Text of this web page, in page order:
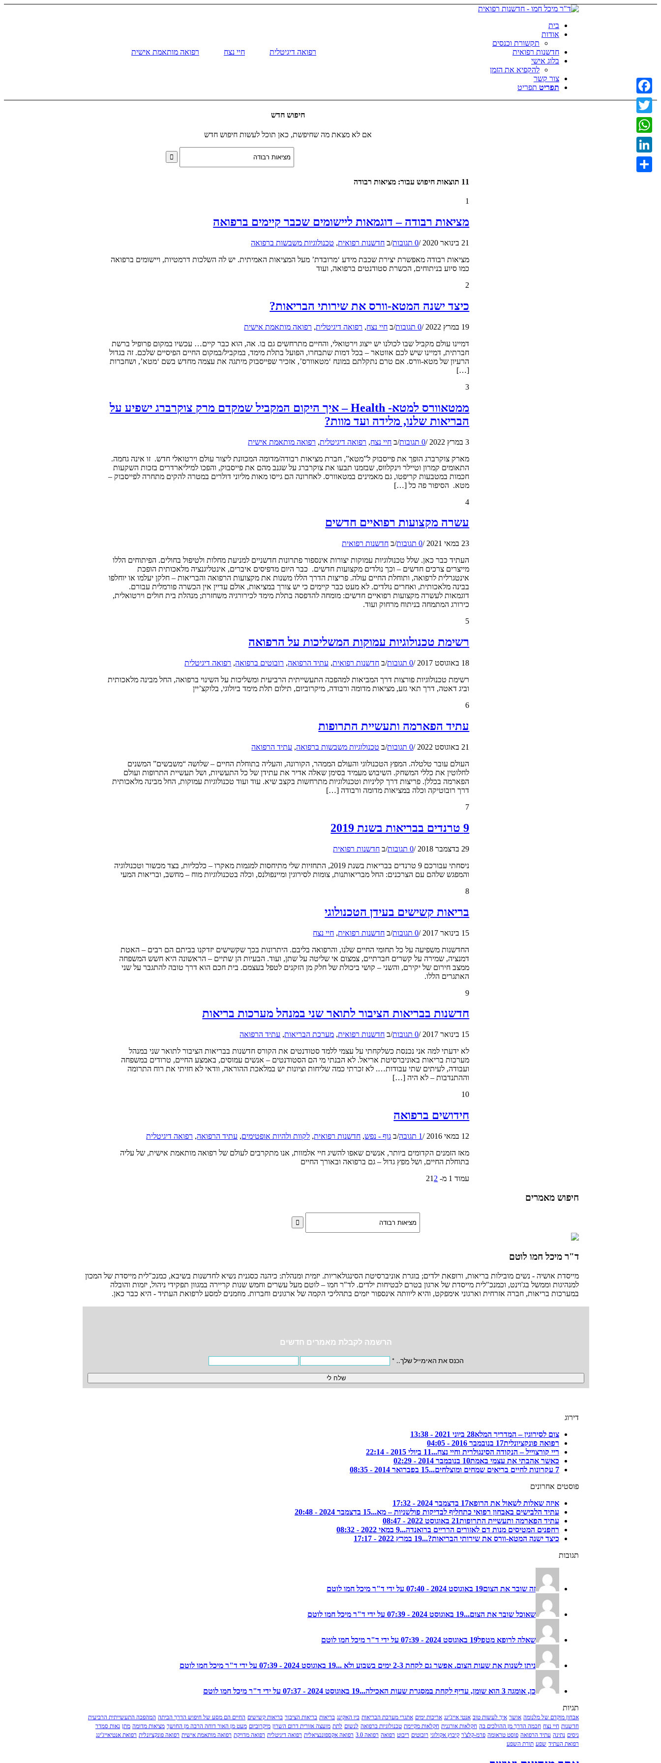
בית
אודות
תקשורת וכנסים
חדשנות רפואית
רפואה מותאמת אישית חיי נצח
רפואה דיגיטלית
בלוג אישי
להקפיא את הזמן
צור קשר
תפריט תפריט
חיפוש חדש
אם לא מצאת מה שחיפשת, כאן תוכל לעשות חיפוש חדש
11 תוצאות חיפוש עבור: מציאות רבודה
1
מציאות רבודה – דוגמאות ליישומים שכבר קיימים ברפואה
21 בינואר 2020 /0 תגובות /ב חדשנות רפואית, טכנולוגיות משבשות ברפואה
מציאות רבודה מאפשרת יצירת שכבת מידע ‘מרובדת’ מעל המציאות האמיתית. יש לה השלכות דרמטיות, ויישומים ברפואה
כמו סיוע בניתוחים, הכשרת סטודנטים ברפואה, ועוד
2
כיצד ישנה המטא-וורס את שירותי הבריאות?
19 במרץ 2022 /0 תגובות /ב חיי נצח, רפואה דיגיטלית, רפואה מותאמת אישית
דמיינו עולם מקביל שבו לכולנו יש ייצוג וירטואלי, והחיים מתרחשים גם בו. אה, הוא כבר קיים… עכשיו במקום פרופיל ברשת
חברתית, דמיינו שיש לכם אווטאר – בכל דמות שתבחרו, הפועל בתלת מימד, במקביל/במקום החיים הפיסיים שלכם. זה בגדול
הרעיון של מטא-וורס. אם טרם נתקלתם במונח ‘מטאוורס’, אזכיר שפייסבוק מיתגה את עצמה מחדש בשם ‘מטא’, ושחברות
[…]
3
ממטאוורס למטא- Health – איך היקום המקביל שמקדם מרק צוקרברג ישפיע על
הבריאות שלנו, מלידה ועד מוות?
3 במרץ 2022 /0 תגובות /ב חיי נצח, רפואה דיגיטלית, רפואה מותאמת אישית
מארק צוקרברג הופך את פייסבוק ל”מטא”, חברת מציאות רבודה/מדומה המכוונת ליצור עולם וירטואלי חדש. זו אינה גחמה.
התאומים קמרון וטיילר וינקלווס, שבזמנו תבעו את צוקרברג על שגנב מהם את פייסבוק, והפכו למיליארדרים בזכות השקעות
חכמות במטבעות קריפטו, גם מאמינים במטאוורס. לאחרונה הם גייסו מאות מליוני דולרים במטרה להקים מתחרה לפייסבוק –
מטא. הסיפור פה כל […]
4
עשרה מקצועות רפואיים חדשים
23 במאי 2021 /0 תגובות /ב חדשנות רפואית
העתיד כבר כאן. שלל טכנולוגיות עמוקות יצורות אינספור פתרונות חדשניים למניעת מחלות ולטיפול בחולים. הפיתוחים הללו
מייצרים צרכים חדשים – וכך נולדים מקצועות חדשים. כבר היום מדפיסים איברים, אינטליגנציה מלאכותית הופכת
אינטגרלית לרפואה, ותוחלת החיים עולה. פריצות הדרך הללו משנות את מקצועות הרפואה והבריאות – חלקן יעלמו או יוחלפו
בבינה מלאכותית, ואחרים נולדים. לא מעט כבר קיימים כי יש צורך במציאות, אולם עדיין אין הכשרה פורמלית עבורם.
דוגמאות לעשרה מקצועות רפואיים חדשים: מומחה להדפסה בתלת מימד לכירורגיה משחזרת; מנהלת בית חולים וירטואלית,
כירורג המתמחה בניתוח מרחוק ועוד.
5
רשימת טכנולוגיות עמוקות המשליכות על הרפואה
18 באוגוסט 2017 /0 תגובות /ב חדשנות רפואית, עתיד הרפואה, רובוטים ברפואה, רפואה דיגיטלית
רשימת טכנולוגיות פורצות דרך המביאות למהפכה התעשייתית הרביעית ומשליכות על השינוי ברפואה, החל מבינה מלאכותית
וביג דאטה, דרך תאי גזע, מציאות מדומה ורבודה, מיקרוביום, תילום תלת מימד ביולוגי, בלוקצ’יין
6
עתיד הפארמה ותעשיית התרופות
21 באוגוסט 2022 /0 תגובות /ב טכנולוגיות משבשות ברפואה, עתיד הרפואה
העולם עובר טלטלה. המפץ הטכנולוגי והעולם הממהר, הקורונה, והעליה בתוחלת החיים – שלושה “משבשים” המשנים
לחלוטין את כללי המשחק. השיבוש מעמיד בסימן שאלה אדיר את עתידן של כל התעשיות, ושל תעשיית התרופות ועולם
הפארמה בכללן. פריצות דרך קליניות וטכנולוגיות מתרחשות בקצב שיא. עוד ועוד טכנולוגיות עמוקות, החל מבינה מלאכותית
דרך רובוטיקה וכלה במציאות מדומה ורבודה […]
7
9 טרנדים בבריאות בשנת 2019
29 בדצמבר 2018 /0 תגובות /ב חדשנות רפואית
ניסחתי עבורכם 9 טרנדים בבריאות בשנת 2019, התחזיות שלי מתיחסות למגמות מאקרו – כלכליות, בצד מכשור וטכנולוגיה
והמפגש שלהם עם הצרכנים: החל מבריאותנות, צומות לסירוגין ומיינפולנס, וכלה בטכנולוגיות מוח – מחשב, ובריאות המעי
8
בריאות קשישים בעידן הטכנולוגי
15 בינואר 2017 /0 תגובות /ב חדשנות רפואית, חיי נצח
החדשנות משפיעה על כל תחומי החיים שלנו, והרפואה בליבם. היתרונות בכך שקשישים יזדקנו בביתם הם רבים – האטת
דמנציה, שמירה על קשרים חברתיים, צמצום אי שליטה על שתן, ועוד. הבעיות הן שתיים – הראשונה היא חשש המשפחה
ממצב חירום של יקירם, והשני – קושי ביכולת של חלק מן הזקנים לטפל בעצמם. בית חכם הוא דרך טובה להתגבר על שני
האתגרים הללו.
9
חדשנות בבריאות הציבור לתואר שני במנהל מערכות בריאות
15 בינואר 2017 /0 תגובות /ב חדשנות רפואית, מערכת הבריאות, עתיד הרפואה
לא ידעתי למה אני נכנסת כשלקחתי על עצמי ללמד סטודנטים את הקורס חדשנות בבריאות הציבור לתואר שני במנהל
מערכות בריאות באוניברסיטת אריאל. לא הבנתי מי הם הסטודנטים – אנשים עמוסים, באמצע החיים, טרודים במשפחה
ועבודה, לעיתים שתי עבודות…. לא זכרתי כמה שליחות וציונות יש במלאכת ההוראה, וודאי לא חזיתי את רוח התרומה
וההתנדבות – לא היה […]
10
חידושים ברפואה
12 במאי 2016 /1 תגובה /ב גוף - נפש, חדשנות רפואית, לקוות ולהיות אופטימים, עתיד הרפואה, רפואה דיגיטלית
מאז הזמנים הקדומים ביותר, אנשים שאפו להשיג חיי אלמוות, אנו מתקרבים לעולם של רפואה מותאמת אישית, של עליה
בתוחלת החיים, ושל מפץ גדול – גם ברפואה ובאורך החיים
עמוד 1 מ- 2
1 2
חיפוש מאמרים
ד"ר מיכל חמו לוטם
מייסדת אושיה - נשים מובילות בריאות, ורופאת ילדים; בוגרת אוניברסיטת הסינגולאריות. יזמית ומנהלת: כיהנה כסגנית נשיא לחדשנות בשיבא, כמנכ"לית מייסדת של המכון
למנהיגות וממשל בג'וינט, וכמנכ"לית מייסדת של ארגון בטרם לבטיחות ילדים. לד"ר חמו – לוטם מעל עשרים וחמש שנות קריירה במגוון תפקידי ניהול, יזמות והובלה
במערכות בריאות, חברה אזרחית וארגוני אימפקט, והיא ליוותה אינספור יזמים בתהליכי הקמה של ארגונים וחברות. מוזמנים למסע לרפואת העתיד - היא כבר כאן.
הרשמה לקבלת מאמרים חדשים
הכנס את האימייל שלך.. *
דירוג
צום לסירוגין – המדריך המלא28 ביוני 2021 - 13:38
רפואה פונקציונלית17 בנובמבר 2016 - 04:05
ריי קורצוייל – הנקודה הסינגולרית וחיי נצח...11 ביולי 2015 - 22:14
כאשר אהבתי את עצמי באמת10 בנובמבר 2014 - 02:29
7 עקרונות לחיים בריאים שמחים ומוצלחים...
15 בפברואר 2014 - 08:35
פוסטים אחרונים
איזה שאלות לשאול את הרופא17 בדצמבר 2024 - 17:32
עתיד הלבישים באבחון רפואי כתחליף לבדיקות פולשניות – מא...15 בדצמבר 2024 - 20:48
עתיד הפארמה ותעשיית התרופות21 באוגוסט 2022 - 08:47
רחפנים המטיסים מנות דם לאזורים הרריים ברואנדה...9 במאי 2022 - 08:32
כיצד ישנה המטא-וורס את שירותי הבריאות?...19 במרץ 2022 - 17:17
תגובות
זה שובר את הצום19 באוגוסט 2024 - 07:40 על ידי ד"ר מיכל חמו לוטם
שאוכל שובר את הצום...19 באוגוסט 2024 - 07:39 על ידי ד"ר מיכל חמו לוטם
שאלה לרופא מטפל19 באוגוסט 2024 - 07:39 על ידי ד"ר מיכל חמו לוטם
ניתן לשנות את שעות הצום. אפשר גם לקחת 2-3 ימים בשבוע ולא ... 19 באוגוסט 2024 - 07:39 על ידי ד"ר מיכל חמו לוטם
כן, אומגה 3 הוא שומן, עדיף לקחת במסגרת שעות האכילה...
19 באוגוסט 2024 - 07:37 על ידי ד"ר מיכל חמו לוטם
תגיות
אבחון מוקדם של מלנומה אושר איך לעשות טוב אנטי אייג'ינג אריכות ימים אתגרי מערכת הבריאות ביו האקינג בריאות בריאות הציבור בריאות קשישים החיים הם מסע של חיפוש הדרך הביתה המהפכה התעשייתית הרביעית
חדשנות חיי נצח חכמה הדרך מן ההולכים בה חקלאות אורגנית חקלאות מקיימת טכנולוגיות ברפואה לנשום לתת מועצה אזורית דרום השרון מיקרוביום מעט מן האור דוחה הרבה מן החושך מציאות מדומה מתן נאות סמדר
ניסים נתינה עתיד הרפואה פוסט טראומה פרמ-קלצ'ר קיבוץ אקולוגי רובוטים ריבוט רפואה רפואה 3.0 רפואה אקספוננציאלית רפואה דיגיטלית רפואה מדויקת רפואה מותאמת אישית רפואה פונקציונלית רפואת אנטיאייג'ינג
רפואת העתיד שפע תורת השפע
Facebook
Twitter
WhatsApp
LinkedIn